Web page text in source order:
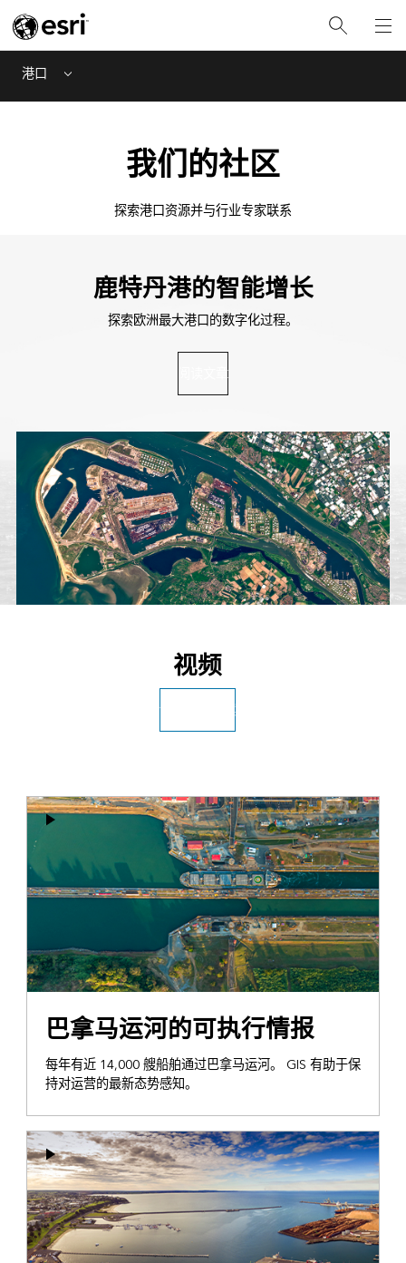
港口 Menu
我们的社区
探索港口资源并与行业专家联系
鹿特丹港的智能增长
探索欧洲最大港口的数字化过程。
阅读文章
视频
访问完整档案
巴拿马运河的可执行情报
每年有近 14,000 艘船舶通过巴拿马运河。 GIS 有助于保
持对运营的最新态势感知。